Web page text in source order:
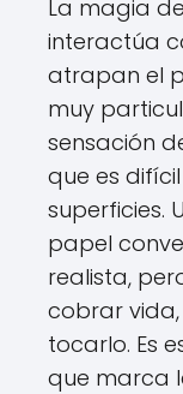
La magia
interactúa
atrapan el
muy
sensación
que es
superficies.
papel
realista,
cobrar
tocarlo. Es
que marca